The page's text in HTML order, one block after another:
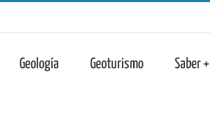
Geología Geoturismo Saber +